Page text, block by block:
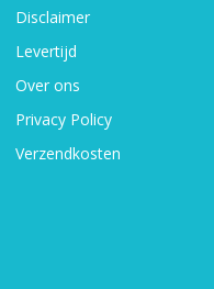
Disclaimer
Levertijd
Over ons
Privacy Policy
Verzendkosten